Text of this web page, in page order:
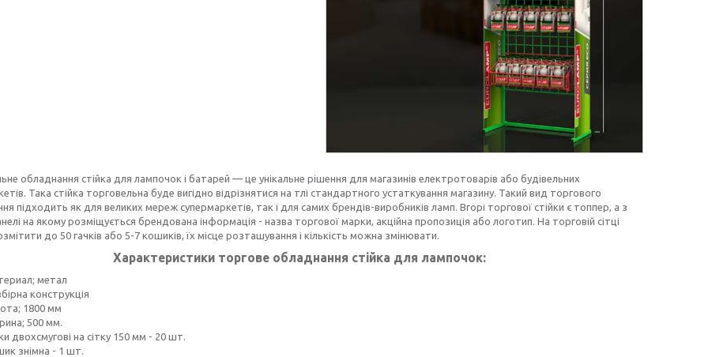
обладнання стійка для лампочок і батарей — це унікальне рішення для магазинів електротоварів або будівельних
Така стійка торговельна буде вигідно відрізнятися на тлі стандартного устаткування магазину. Такий вид торгового
підходить як для великих мереж супермаркетів, так і для самих брендів-виробників ламп. Вгорі торгової стійки є топпер, а з
на якому розміщується брендована інформація - назва торгової марки, акційна пропозиція або логотип. На торговій сітці
до 50 гачків або 5-7 кошиків, їх місце розташування і кількість можна змінювати.
Характеристики торгове обладнання стійка для лампочок:
метал
конструкція
1800 мм
500 мм.
двохсмугові на сітку 150 мм - 20 шт.
знімна - 1 шт.